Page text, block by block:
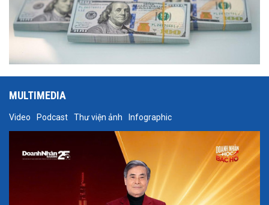
MULTIMEDIA
Video Podcast Thư viện ảnh Infographic